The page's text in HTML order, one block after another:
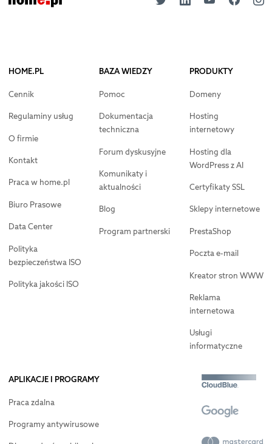
HOME.PL
Cennik
Regulaminy usług
O firmie
Kontakt
Praca w home.pl
Biuro Prasowe
Data Center
Polityka
bezpieczeństwa ISO
Polityka jakości ISO
BAZA WIEDZY
Pomoc
Dokumentacja
techniczna
Forum dyskusyjne
Komunikaty i
aktualności
Blog
Program partnerski
PRODUKTY
Domeny
Hosting
internetowy
Hosting dla
WordPress z AI
Certyfikaty SSL
Sklepy internetowe
PrestaShop
Poczta e-mail
Kreator stron WWW
Reklama
internetowa
Usługi
informatyczne
APLIKACJE I PROGRAMY
Praca zdalna
Programy antywirusowe